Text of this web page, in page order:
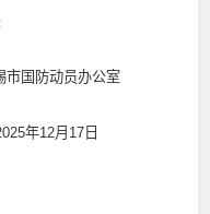
国防动员办公室
年12月17日